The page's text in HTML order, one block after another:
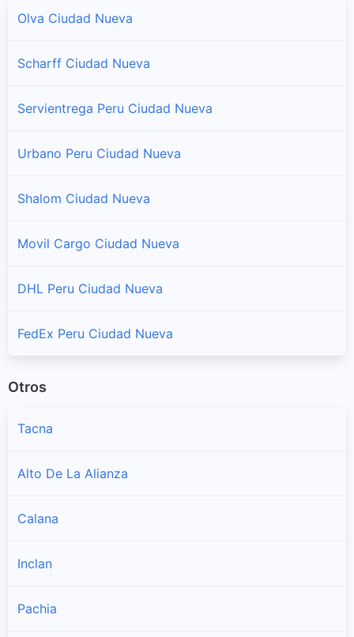
Olva Ciudad Nueva
Scharff Ciudad Nueva
Servientrega Peru Ciudad Nueva
Urbano Peru Ciudad Nueva
Shalom Ciudad Nueva
Movil Cargo Ciudad Nueva
DHL Peru Ciudad Nueva
FedEx Peru Ciudad Nueva
Otros
Tacna
Alto De La Alianza
Calana
Inclan
Pachia